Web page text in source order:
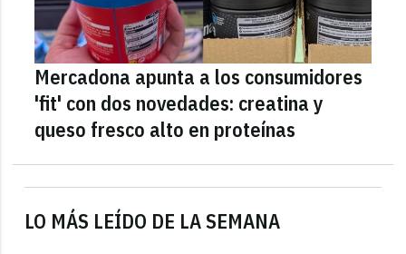
LO MÁS LEÍDO DE LA SEMANA
Mercadona apunta a los consumidores
'fit' con dos novedades: creatina y
queso fresco alto en proteínas